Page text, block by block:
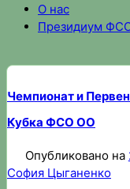
О нас
Президиум
Чемпионат и
Кубка ФСО ОО
Опубликовано на
София Цыганенко